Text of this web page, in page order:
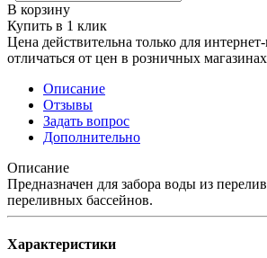
В корзину
Купить в 1 клик
Цена действительна только для
отличаться от цен в розничных магазинах
Описание
Отзывы
Задать вопрос
Дополнительно
Описание
Предназначен для забора воды из
переливных бассейнов.
Характеристики